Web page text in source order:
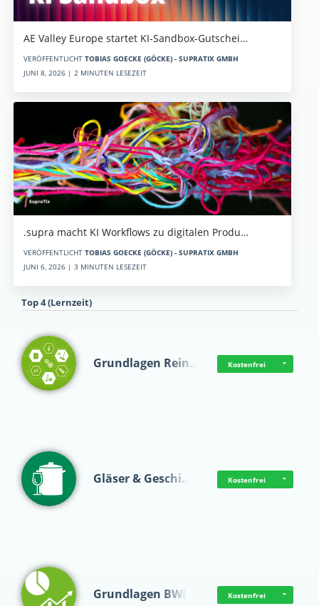
AE Valley Europe startet KI-Sandbox-Gutschei…
VERÖFFENTLICHT TOBIAS GOECKE (GÖCKE) - SUPRATIX GMBH
JUNI 8, 2026 | 2 MINUTEN LESEZEIT
.supra macht KI Workflows zu digitalen Produ…
VERÖFFENTLICHT TOBIAS GOECKE (GÖCKE) - SUPRATIX GMBH
JUNI 6, 2026 | 3 MINUTEN LESEZEIT
Top 4 (Lernzeit)
Grundlagen Rein… Kostenfrei
Gläser & Geschi… Kostenfrei
Grundlagen BWL Kostenfrei